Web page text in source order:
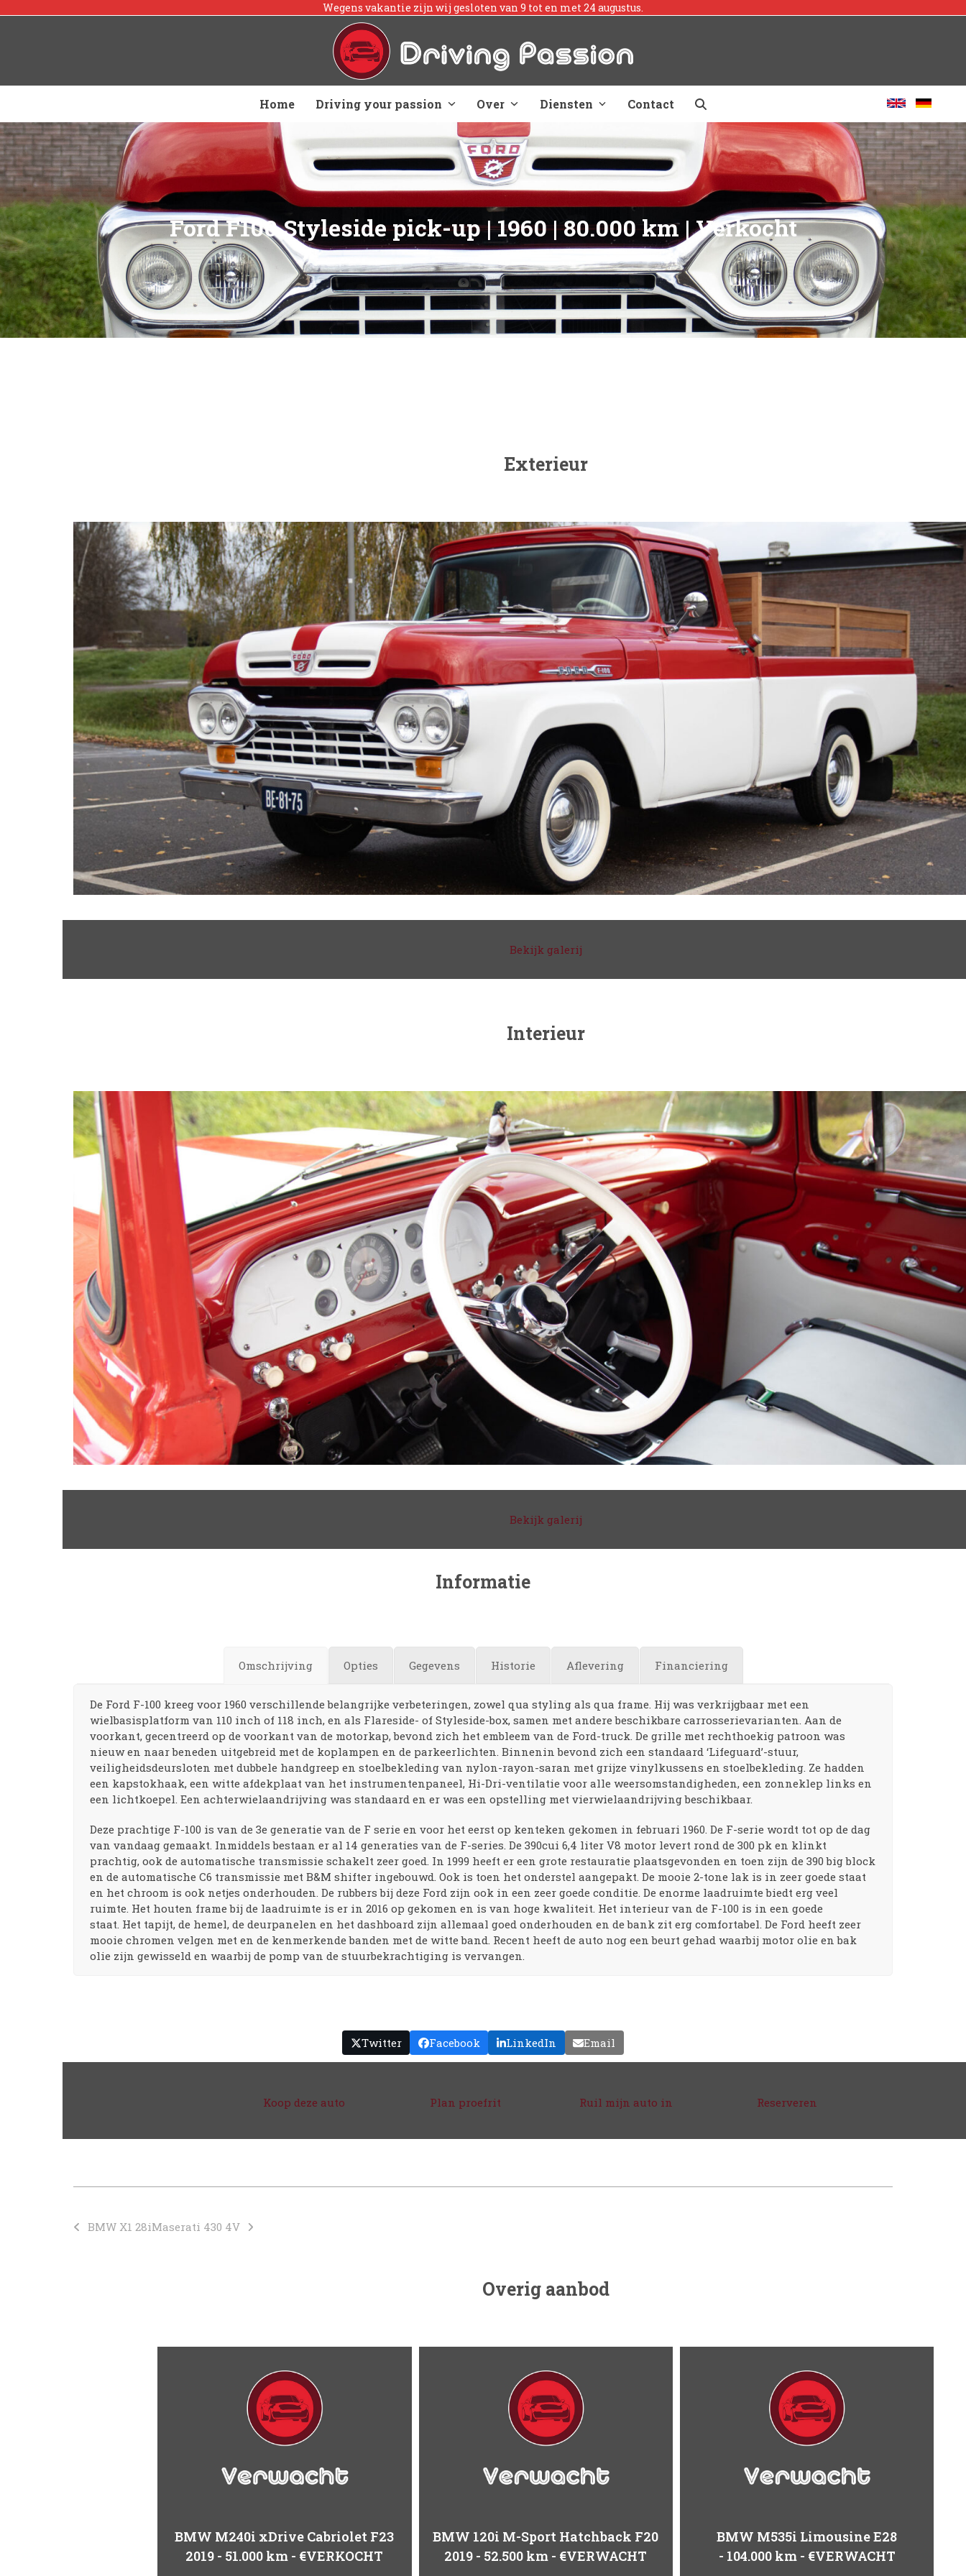
Skip
content
Wegens vakantie zijn wij gesloten van 9 tot en met 24 augustus.
Home Driving your passion Over Diensten Contact
Ford F100 Styleside pick-up | 1960 | 80.000 km | Verkocht
Exterieur
Bekijk galerij
Interieur
Bekijk galerij
Informatie
Omschrijving Opties Gegevens Historie Aflevering Financiering
De Ford F-100 kreeg voor 1960 verschillende belangrijke verbeteringen, zowel qua styling als qua frame. Hij was verkrijgbaar met een
wielbasisplatform van 110 inch of 118 inch, en als Flareside- of Styleside-box, samen met andere beschikbare carrosserievarianten. Aan de
voorkant, gecentreerd op de voorkant van de motorkap, bevond zich het embleem van de Ford-truck. De grille met rechthoekig patroon was
nieuw en naar beneden uitgebreid met de koplampen en de parkeerlichten. Binnenin bevond zich een standaard ‘Lifeguard’-stuur,
veiligheidsdeursloten met dubbele handgreep en stoelbekleding van nylon-rayon-saran met grijze vinylkussens en stoelbekleding. Ze hadden
een kapstokhaak, een witte afdekplaat van het instrumentenpaneel, Hi-Dri-ventilatie voor alle weersomstandigheden, een zonneklep links en
een lichtkoepel. Een achterwielaandrijving was standaard en er was een opstelling met vierwielaandrijving beschikbaar.
Deze prachtige F-100 is van de 3e generatie van de F serie en voor het eerst op kenteken gekomen in februari 1960. De F-serie wordt tot op de dag
van vandaag gemaakt. Inmiddels bestaan er al 14 generaties van de F-series. De 390cui 6,4 liter V8 motor levert rond de 300 pk en klinkt
prachtig, ook de automatische transmissie schakelt zeer goed. In 1999 heeft er een grote restauratie plaatsgevonden en toen zijn de 390 big block
en de automatische C6 transmissie met B&M shifter ingebouwd. Ook is toen het onderstel aangepakt. De mooie 2-tone lak is in zeer goede staat
en het chroom is ook netjes onderhouden. De rubbers bij deze Ford zijn ook in een zeer goede conditie. De enorme laadruimte biedt erg veel
ruimte. Het houten frame bij de laadruimte is er in 2016 op gekomen en is van hoge kwaliteit. Het interieur van de F-100 is in een goede
staat. Het tapijt, de hemel, de deurpanelen en het dashboard zijn allemaal goed onderhouden en de bank zit erg comfortabel. De Ford heeft zeer
mooie chromen velgen met en de kenmerkende banden met de witte band. Recent heeft de auto nog een beurt gehad waarbij motor olie en bak
olie zijn gewisseld en waarbij de pomp van de stuurbekrachtiging is vervangen.
Twitter Facebook LinkedIn Email
Koop deze auto Plan proefrit Ruil mijn auto in Reserveren
BMW X1 28iMaserati 430 4V
Overig aanbod
BMW M240i xDrive Cabriolet F23
2019
51.000 km €VERKOCHT
BMW 120i M-Sport Hatchback F20
2019
52.500 km €VERWACHT
BMW M535i Limousine E28
104.000 km
€VERWACHT